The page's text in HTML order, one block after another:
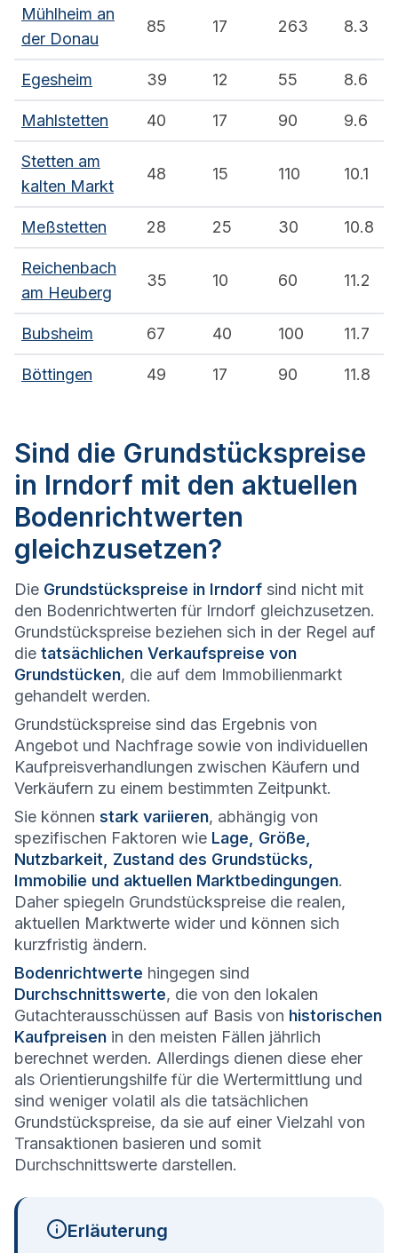
Mühlheim an
der Donau
85 17 263 8.3
Egesheim 39 12 55 8.6
Mahlstetten 40 17 90 9.6
Stetten am
kalten Markt
48 15 110 10.1
Meßstetten 28 25 30 10.8
Reichenbach
am Heuberg
35 10 60 11.2
Bubsheim 67 40 100 11.7
Böttingen 49 17 90 11.8
Sind die Grundstückspreise
in Irndorf mit den aktuellen
Bodenrichtwerten
gleichzusetzen?
Die Grundstückspreise in Irndorf sind nicht mit
den Bodenrichtwerten für Irndorf gleichzusetzen.
Grundstückspreise beziehen sich in der Regel auf
die tatsächlichen Verkaufspreise von
Grundstücken, die auf dem Immobilienmarkt
gehandelt werden.
Grundstückspreise sind das Ergebnis von
Angebot und Nachfrage sowie von individuellen
Kaufpreisverhandlungen zwischen Käufern und
Verkäufern zu einem bestimmten Zeitpunkt.
Sie können stark variieren, abhängig von
spezifischen Faktoren wie Lage, Größe,
Nutzbarkeit, Zustand des Grundstücks,
Immobilie und aktuellen Marktbedingungen.
Daher spiegeln Grundstückspreise die realen,
aktuellen Marktwerte wider und können sich
kurzfristig ändern.
Bodenrichtwerte hingegen sind
Durchschnittswerte, die von den lokalen
Gutachterausschüssen auf Basis von historischen
Kaufpreisen in den meisten Fällen jährlich
berechnet werden. Allerdings dienen diese eher
als Orientierungshilfe für die Wertermittlung und
sind weniger volatil als die tatsächlichen
Grundstückspreise, da sie auf einer Vielzahl von
Transaktionen basieren und somit
Durchschnittswerte darstellen.
Erläuterung